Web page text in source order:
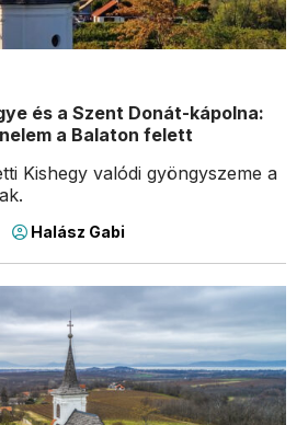
és a Szent Donát-kápolna:
a Balaton felett
Kishegy valódi gyöngyszeme a
Halász Gabi